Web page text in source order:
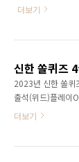
카드, 신한은행)
더보기
2023년 신한 쏠퀴
출석(위드)플레이
카드, 신한은행) 쏠
더보기